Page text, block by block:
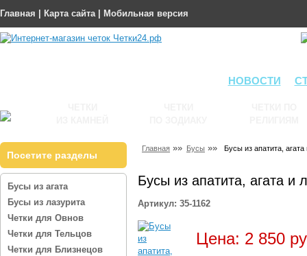
Главная Карта сайта| Мобильная версия
НОВОСТИ
Посетите разделы
Бусы из агата
Бусы из лазурита
Четки для Овнов
Четки для Тельцов
Четки для Близнецов
Главная »» Бусы »» Бусы из апатита,
Бусы из апатита, агата и
Артикул: 35-1162
Цена: 2 850